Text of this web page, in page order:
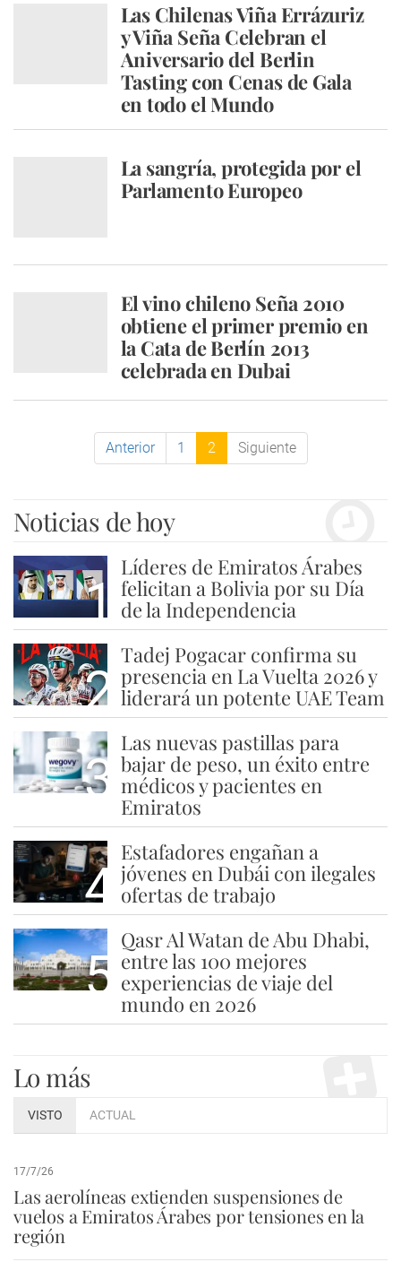
Las Chilenas Viña Errázuriz
y Viña Seña Celebran el
Aniversario del Berlin
Tasting con Cenas de Gala
en todo el Mundo
La sangría, protegida por el
Parlamento Europeo
El vino chileno Seña 2010
obtiene el primer premio en
la Cata de Berlín 2013
celebrada en Dubai
Anterior 1 2 Siguiente
Noticias de hoy
1
Líderes de Emiratos Árabes
felicitan a Bolivia por su Día
de la Independencia
2
Tadej Pogacar confirma su
presencia en La Vuelta 2026 y
liderará un potente UAE Team
3
Las nuevas pastillas para
bajar de peso, un éxito entre
médicos y pacientes en
Emiratos
4
Estafadores engañan a
jóvenes en Dubái con ilegales
ofertas de trabajo
5
Qasr Al Watan de Abu Dhabi,
entre las 100 mejores
experiencias de viaje del
mundo en 2026
Lo más
VISTO ACTUAL
17/7/26
Las aerolíneas extienden suspensiones de
vuelos a Emiratos Árabes por tensiones en la
región